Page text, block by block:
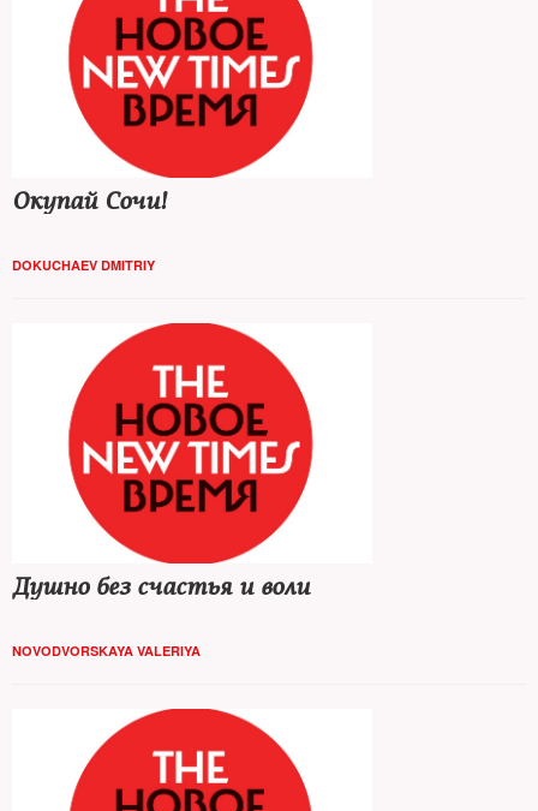
Окупай Сочи!
DOKUCHAEV DMITRIY
Душно без счастья и воли
NOVODVORSKAYA VALERIYA